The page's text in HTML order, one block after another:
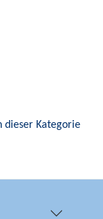
dieser Kategorie